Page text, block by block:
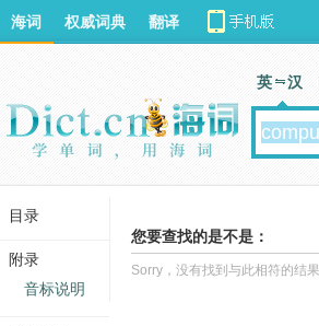
您要查找的是不是：
Sorry，没有找到与此相符的结
海词 权威词典 翻译
英 汉
目录
附录
音标说明